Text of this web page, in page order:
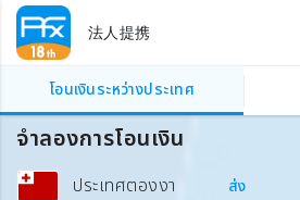
法人提携
โอนเงินระหว่างประเทศ
จำลองการโอนเงิน
ประเทศตองงา ส่ง